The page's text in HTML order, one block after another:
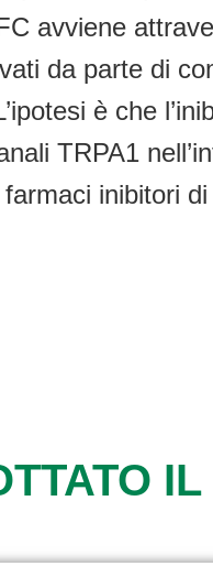
avviene
da parte di
è che
TRPA1
inibitori